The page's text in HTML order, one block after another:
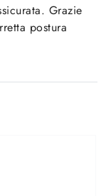
Grazie
postura